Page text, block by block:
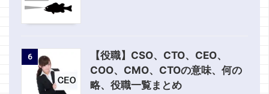
6
【役職】CSO、CTO、CEO、
COO、CMO、CTOの意味、何の
略、役職一覧まとめ